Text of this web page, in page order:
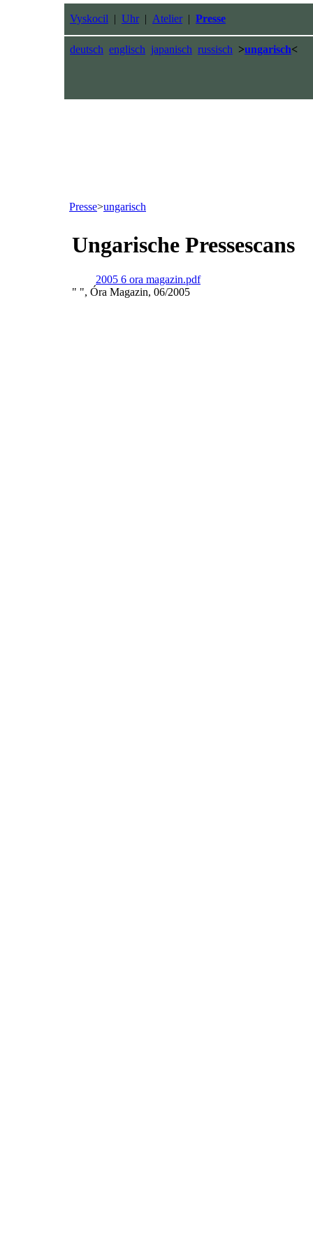
Vyskocil | Uhr| Atelier| Presse
deutsch englisch japanisch russisch >ungarisch<
Presse>ungarisch
Ungarische Pressescans
2005 6 ora magazin.pdf
" ", Óra Magazin, 06/2005